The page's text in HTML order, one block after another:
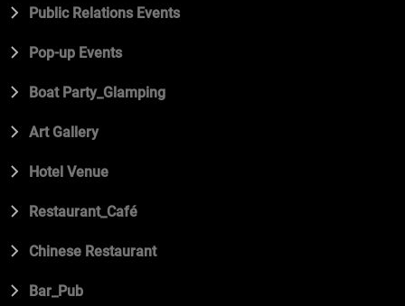
Public Relations Events
Pop-up Events
Boat Party_Glamping
Art Gallery
Hotel Venue
Restaurant_Café
Chinese Restaurant
Bar_Pub